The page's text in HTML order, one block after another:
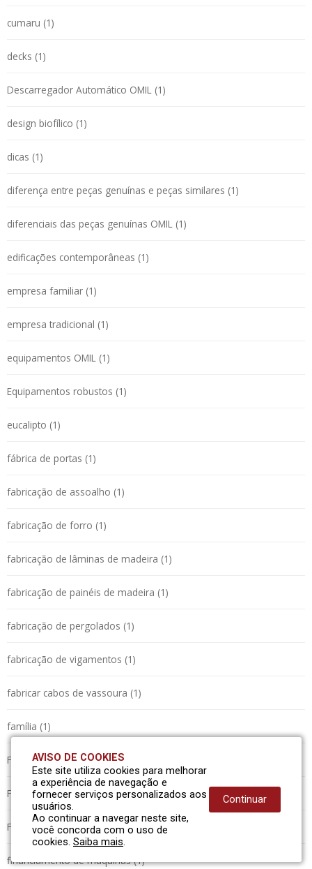
cumaru (1)
decks (1)
Descarregador Automático OMIL (1)
design biofílico (1)
dicas (1)
diferença entre peças genuínas e peças similares (1)
diferenciais das peças genuínas OMIL (1)
edificações contemporâneas (1)
empresa familiar (1)
empresa tradicional (1)
equipamentos OMIL (1)
Equipamentos robustos (1)
eucalipto (1)
fábrica de portas (1)
fabricação de assoalho (1)
fabricação de forro (1)
fabricação de lâminas de madeira (1)
fabricação de painéis de madeira (1)
fabricação de pergolados (1)
fabricação de vigamentos (1)
fabricar cabos de vassoura (1)
família (1)
Finame (1)
Financiamento BNDES (1)
Financiamento BNDES - Finame (1)
financiamento de máquinas (1)
AVISO DE COOKIES
Este site utiliza cookies para melhorar
a experiência de navegação e
fornecer serviços personalizados aos
usuários.
Ao continuar a navegar neste site,
você concorda com o uso de
cookies. Saiba mais.
Continuar